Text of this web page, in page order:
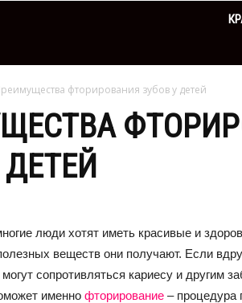
фторирования зубов у детей
люди хотят иметь красивые и
веществ они получают. Если
сопротивляться кариесу и другим
именно фторирование –